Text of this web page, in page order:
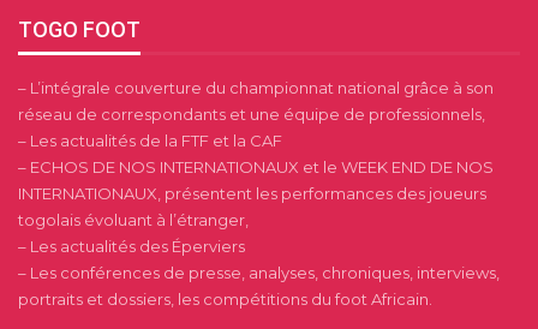
TOGO FOOT
– L’intégrale couverture du championnat national grâce à son
réseau de correspondants et une équipe de professionnels,
– Les actualités de la FTF et la CAF
– ECHOS DE NOS INTERNATIONAUX et le WEEK END DE NOS
INTERNATIONAUX, présentent les performances des joueurs
togolais évoluant à l’étranger,
– Les actualités des Éperviers
– Les conférences de presse, analyses, chroniques, interviews,
portraits et dossiers, les compétitions du foot Africain.